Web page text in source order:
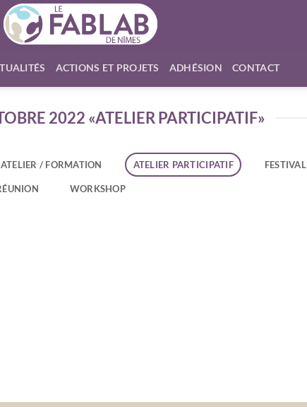
ACTIONS ET PROJETS ADHÉSION CONTACT
2022 «ATELIER PARTICIPATIF»
ATELIER / FORMATION ATELIER PARTICIPATIF FESTIVAL
WORKSHOP